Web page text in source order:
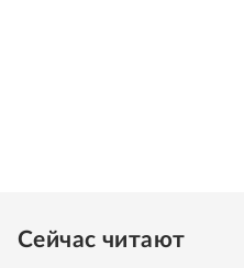
Сейчас читают